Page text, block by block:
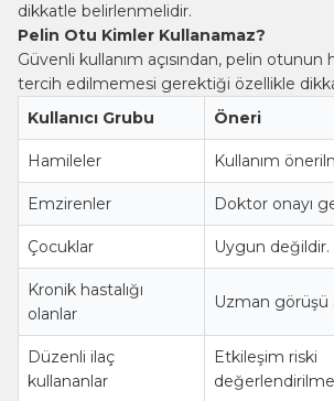
dikkatle belirlenmelidir.
Pelin Otu Kimler Kullanamaz?
Güvenli kullanım açısından, pelin
tercih edilmemesi gerektiği özellikle
Kullanıcı Grubu
Öneri
Hamileler Kullanım
Emzirenler Doktor onayı
Çocuklar Uygun değildir.
Kronik hastalığı
olanlar
Uzman görüşü
Düzenli ilaç
kullananlar
Etkileşim riski